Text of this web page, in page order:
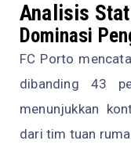
Analisis
Dominasi
FC Porto
dibanding 43
menunjukkan
dari tim tuan